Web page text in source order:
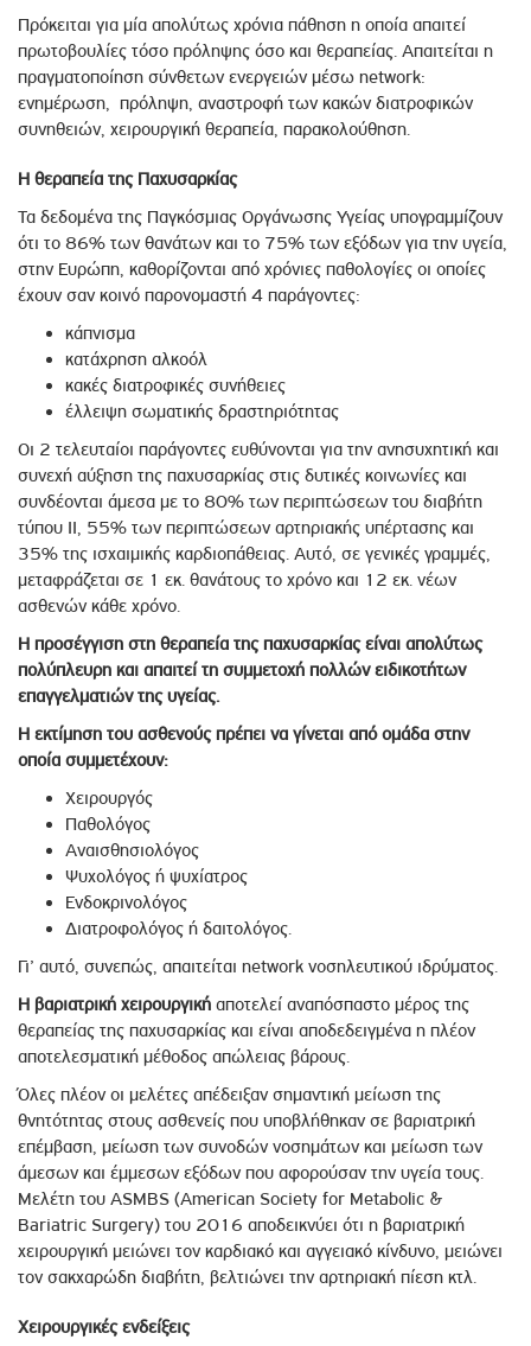
Πρόκειται για μία απολύτως χρόνια πάθηση η οποία απαιτεί
πρωτοβουλίες τόσο πρόληψης όσο και θεραπείας. Απαιτείται η
πραγματοποίηση σύνθετων ενεργειών μέσω network:
ενημέρωση, πρόληψη, αναστροφή των κακών διατροφικών
συνηθειών, χειρουργική θεραπεία, παρακολούθηση.
Η θεραπεία της Παχυσαρκίας
Τα δεδομένα της Παγκόσμιας Οργάνωσης Υγείας υπογραμμίζουν
ότι το 86% των θανάτων και το 75% των εξόδων για την υγεία,
στην Ευρώπη, καθορίζονται από χρόνιες παθολογίες οι οποίες
έχουν σαν κοινό παρονομαστή 4 παράγοντες:
κάπνισμα
κατάχρηση αλκοόλ
κακές διατροφικές συνήθειες
έλλειψη σωματικής δραστηριότητας
Οι 2 τελευταίοι παράγοντες ευθύνονται για την ανησυχητική και
συνεχή αύξηση της παχυσαρκίας στις δυτικές κοινωνίες και
συνδέονται άμεσα με το 80% των περιπτώσεων του διαβήτη
τύπου ΙΙ, 55% των περιπτώσεων αρτηριακής υπέρτασης και
35% της ισχαιμικής καρδιοπάθειας. Αυτό, σε γενικές γραμμές,
μεταφράζεται σε 1 εκ. θανάτους το χρόνο και 12 εκ. νέων
ασθενών κάθε χρόνο.
Η προσέγγιση στη θεραπεία της παχυσαρκίας είναι απολύτως
πολύπλευρη και απαιτεί τη συμμετοχή πολλών ειδικοτήτων
επαγγελματιών της υγείας.
Η εκτίμηση του ασθενούς πρέπει να γίνεται από ομάδα στην
οποία συμμετέχουν:
Χειρουργός
Παθολόγος
Αναισθησιολόγος
Ψυχολόγος ή ψυχίατρος
Ενδοκρινολόγος
Διατροφολόγος ή δαιτολόγος.
Γι’ αυτό, συνεπώς, απαιτείται network νοσηλευτικού ιδρύματος.
Η βαριατρική χειρουργική αποτελεί αναπόσπαστο μέρος της
θεραπείας της παχυσαρκίας και είναι αποδεδειγμένα η πλέον
αποτελεσματική μέθοδος απώλειας βάρους.
Όλες πλέον οι μελέτες απέδειξαν σημαντική μείωση της
θνητότητας στους ασθενείς που υποβλήθηκαν σε βαριατρική
επέμβαση, μείωση των συνοδών νοσημάτων και μείωση των
άμεσων και έμμεσων εξόδων που αφορούσαν την υγεία τους.
Μελέτη του ASMBS (American Society for Metabolic &
Bariatric Surgery) του 2016 αποδεικνύει ότι η βαριατρική
χειρουργική μειώνει τον καρδιακό και αγγειακό κίνδυνο, μειώνει
τον σακχαρώδη διαβήτη, βελτιώνει την αρτηριακή πίεση κτλ.
Χειρουργικές ενδείξεις